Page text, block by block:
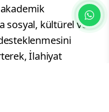
sosyal, kültürel ve
İlahiyat